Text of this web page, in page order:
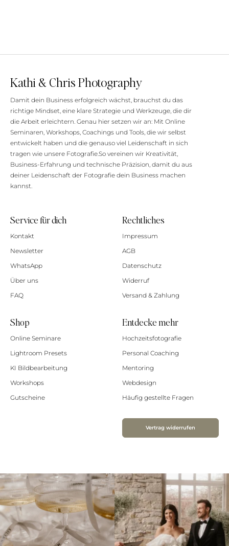
Kathi & Chris Photography
Damit dein Business erfolgreich wächst, brauchst du das
richtige Mindset, eine klare Strategie und Werkzeuge, die dir
die Arbeit erleichtern. Genau hier setzen wir an: Mit Online
Seminaren, Workshops, Coachings und Tools, die wir selbst
entwickelt haben und die genauso viel Leidenschaft in sich
tragen wie unsere Fotografie.So vereinen wir Kreativität,
Business-Erfahrung und technische Präzision, damit du aus
deiner Leidenschaft der Fotografie dein Business machen
kannst.
Service für dich
Kontakt
Newsletter
WhatsApp
Über uns
FAQ
Rechtliches
Impressum
AGB
Datenschutz
Widerruf
Versand & Zahlung
Shop
Online Seminare
Lightroom Presets
KI Bildbearbeitung
Workshops
Gutscheine
Entdecke mehr
Hochzeitsfotografie
Personal Coaching
Mentoring
Webdesign
Häufig gestellte Fragen
Vertrag widerrufen